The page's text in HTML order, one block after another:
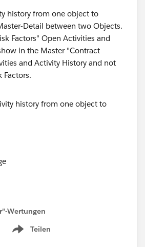
history from one object to
Detail between two Objects.
Factors" Open Activities and
in the Master "Contract
and Activity History and not
Factors.
Wertungen
Teilen
Show menu